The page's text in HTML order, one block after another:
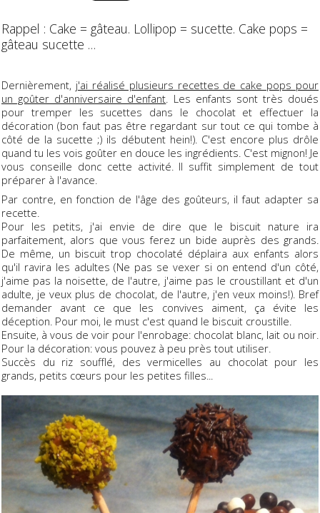
Rappel : Cake = gâteau. Lollipop = sucette. Cake pops =
gâteau sucette …
Dernièrement, j'ai réalisé plusieurs recettes de cake pops pour
un goûter d'anniversaire d'enfant . Les enfants sont très doués
pour tremper les sucettes dans le chocolat et effectuer la
décoration (bon faut pas être regardant sur tout ce qui tombe à
côté de la sucette ;) ils débutent hein!). C'est encore plus drôle
quand tu les vois goûter en douce les ingrédients. C'est mignon! Je
vous conseille donc cette activité. Il suffit simplement de tout
préparer à l'avance.
Par contre, en fonction de l'âge des goûteurs, il faut adapter sa
recette.
Pour les petits, j'ai envie de dire que le biscuit nature ira
parfaitement, alors que vous ferez un bide auprès des grands.
De même, un biscuit trop chocolaté déplaira aux enfants alors
qu'il ravira les adultes (Ne pas se vexer si on entend d'un côté,
j'aime pas la noisette, de l'autre, j'aime pas le croustillant et d'un
adulte, je veux plus de chocolat, de l'autre, j'en veux moins!). Bref
demander avant ce que les convives aiment, ça évite les
déception. Pour moi, le must c'est quand le biscuit croustille.
Ensuite, à vous de voir pour l'enrobage: chocolat blanc, lait ou noir.
Pour la décoration: vous pouvez à peu près tout utiliser.
Succès du riz soufflé, des vermicelles au chocolat pour les
grands, petits cœurs pour les petites filles...